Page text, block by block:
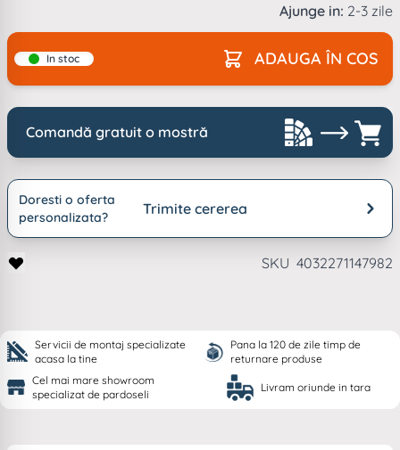
Ajunge in: 2-3 zile
In stoc ADAUGA ÎN COS
Comandă gratuit o mostră
Doresti o oferta
personalizata?
Trimite cererea
SKU 4032271147982
Servicii de montaj specializate
acasa la tine
Pana la 120 de zile timp de
returnare produse
Cel mai mare showroom
specializat de pardoseli
Livram oriunde in tara